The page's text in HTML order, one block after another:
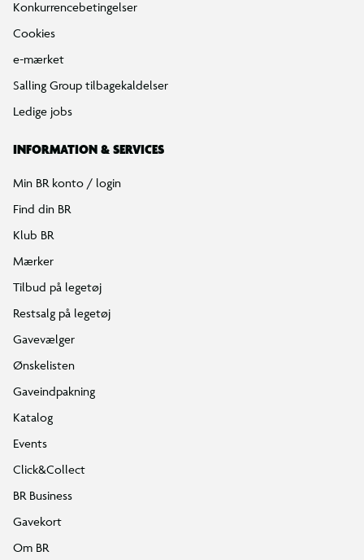
Konkurrencebetingelser
Cookies
e-mærket
Salling Group tilbagekaldelser
Ledige jobs
INFORMATION & SERVICES
Min BR konto / login
Find din BR
Klub BR
Mærker
Tilbud på legetøj
Restsalg på legetøj
Gavevælger
Ønskelisten
Gaveindpakning
Katalog
Events
Click&Collect
BR Business
Gavekort
Om BR